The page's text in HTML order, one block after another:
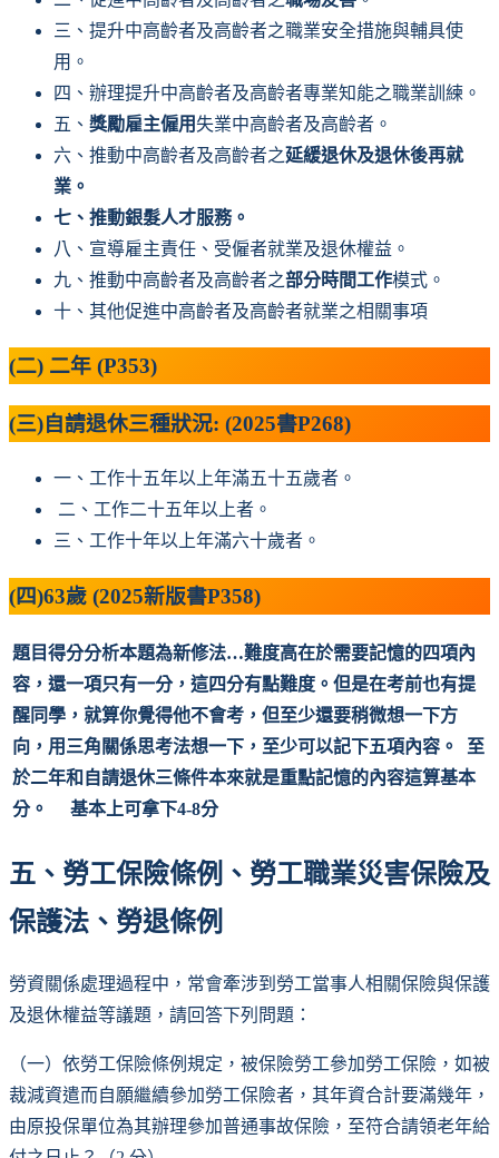
三、提升中高齡者及高齡者之職業安全措施與輔具使
用。
四、辦理提升中高齡者及高齡者專業知能之職業訓練。
五、 獎勵雇主僱用失業中高齡者及高齡者。
六、推動中高齡者及高齡者之延緩退休及退休後再就
業。
七、推動銀髮人才服務。
八、宣導雇主責任、受僱者就業及退休權益。
九、推動中高齡者及高齡者之部分時間工作模式。
十、其他促進中高齡者及高齡者就業之相關事項
(二) 二年 (P353)
(三)自請退休三種狀況: (2025書P268)
一、工作十五年以上年滿五十五歲者。
二、工作二十五年以上者。
三、工作十年以上年滿六十歲者。
(四)63歲 (2025新版書P358)
題目得分分析本題為新修法…難度高在於需要記憶的四項內
容，還一項只有一分，這四分有點難度。但是在考前也有提
醒同學，就算你覺得他不會考，但至少還要稍微想一下方
向，用三角關係思考法想一下，至少可以記下五項內容。 至
於二年和自請退休三條件本來就是重點記憶的內容這算基本
分。 基本上可拿下4-8分
五、勞工保險條例、勞工職業災害保險及
保護法、勞退條例
勞資關係處理過程中，常會牽涉到勞工當事人相關保險與保護
及退休權益等議題，請回答下列問題：
（一）依勞工保險條例規定，被保險勞工參加勞工保險，如被
裁減資遣而自願繼續參加勞工保險者，其年資合計要滿幾年，
由原投保單位為其辦理參加普通事故保險，至符合請領老年給